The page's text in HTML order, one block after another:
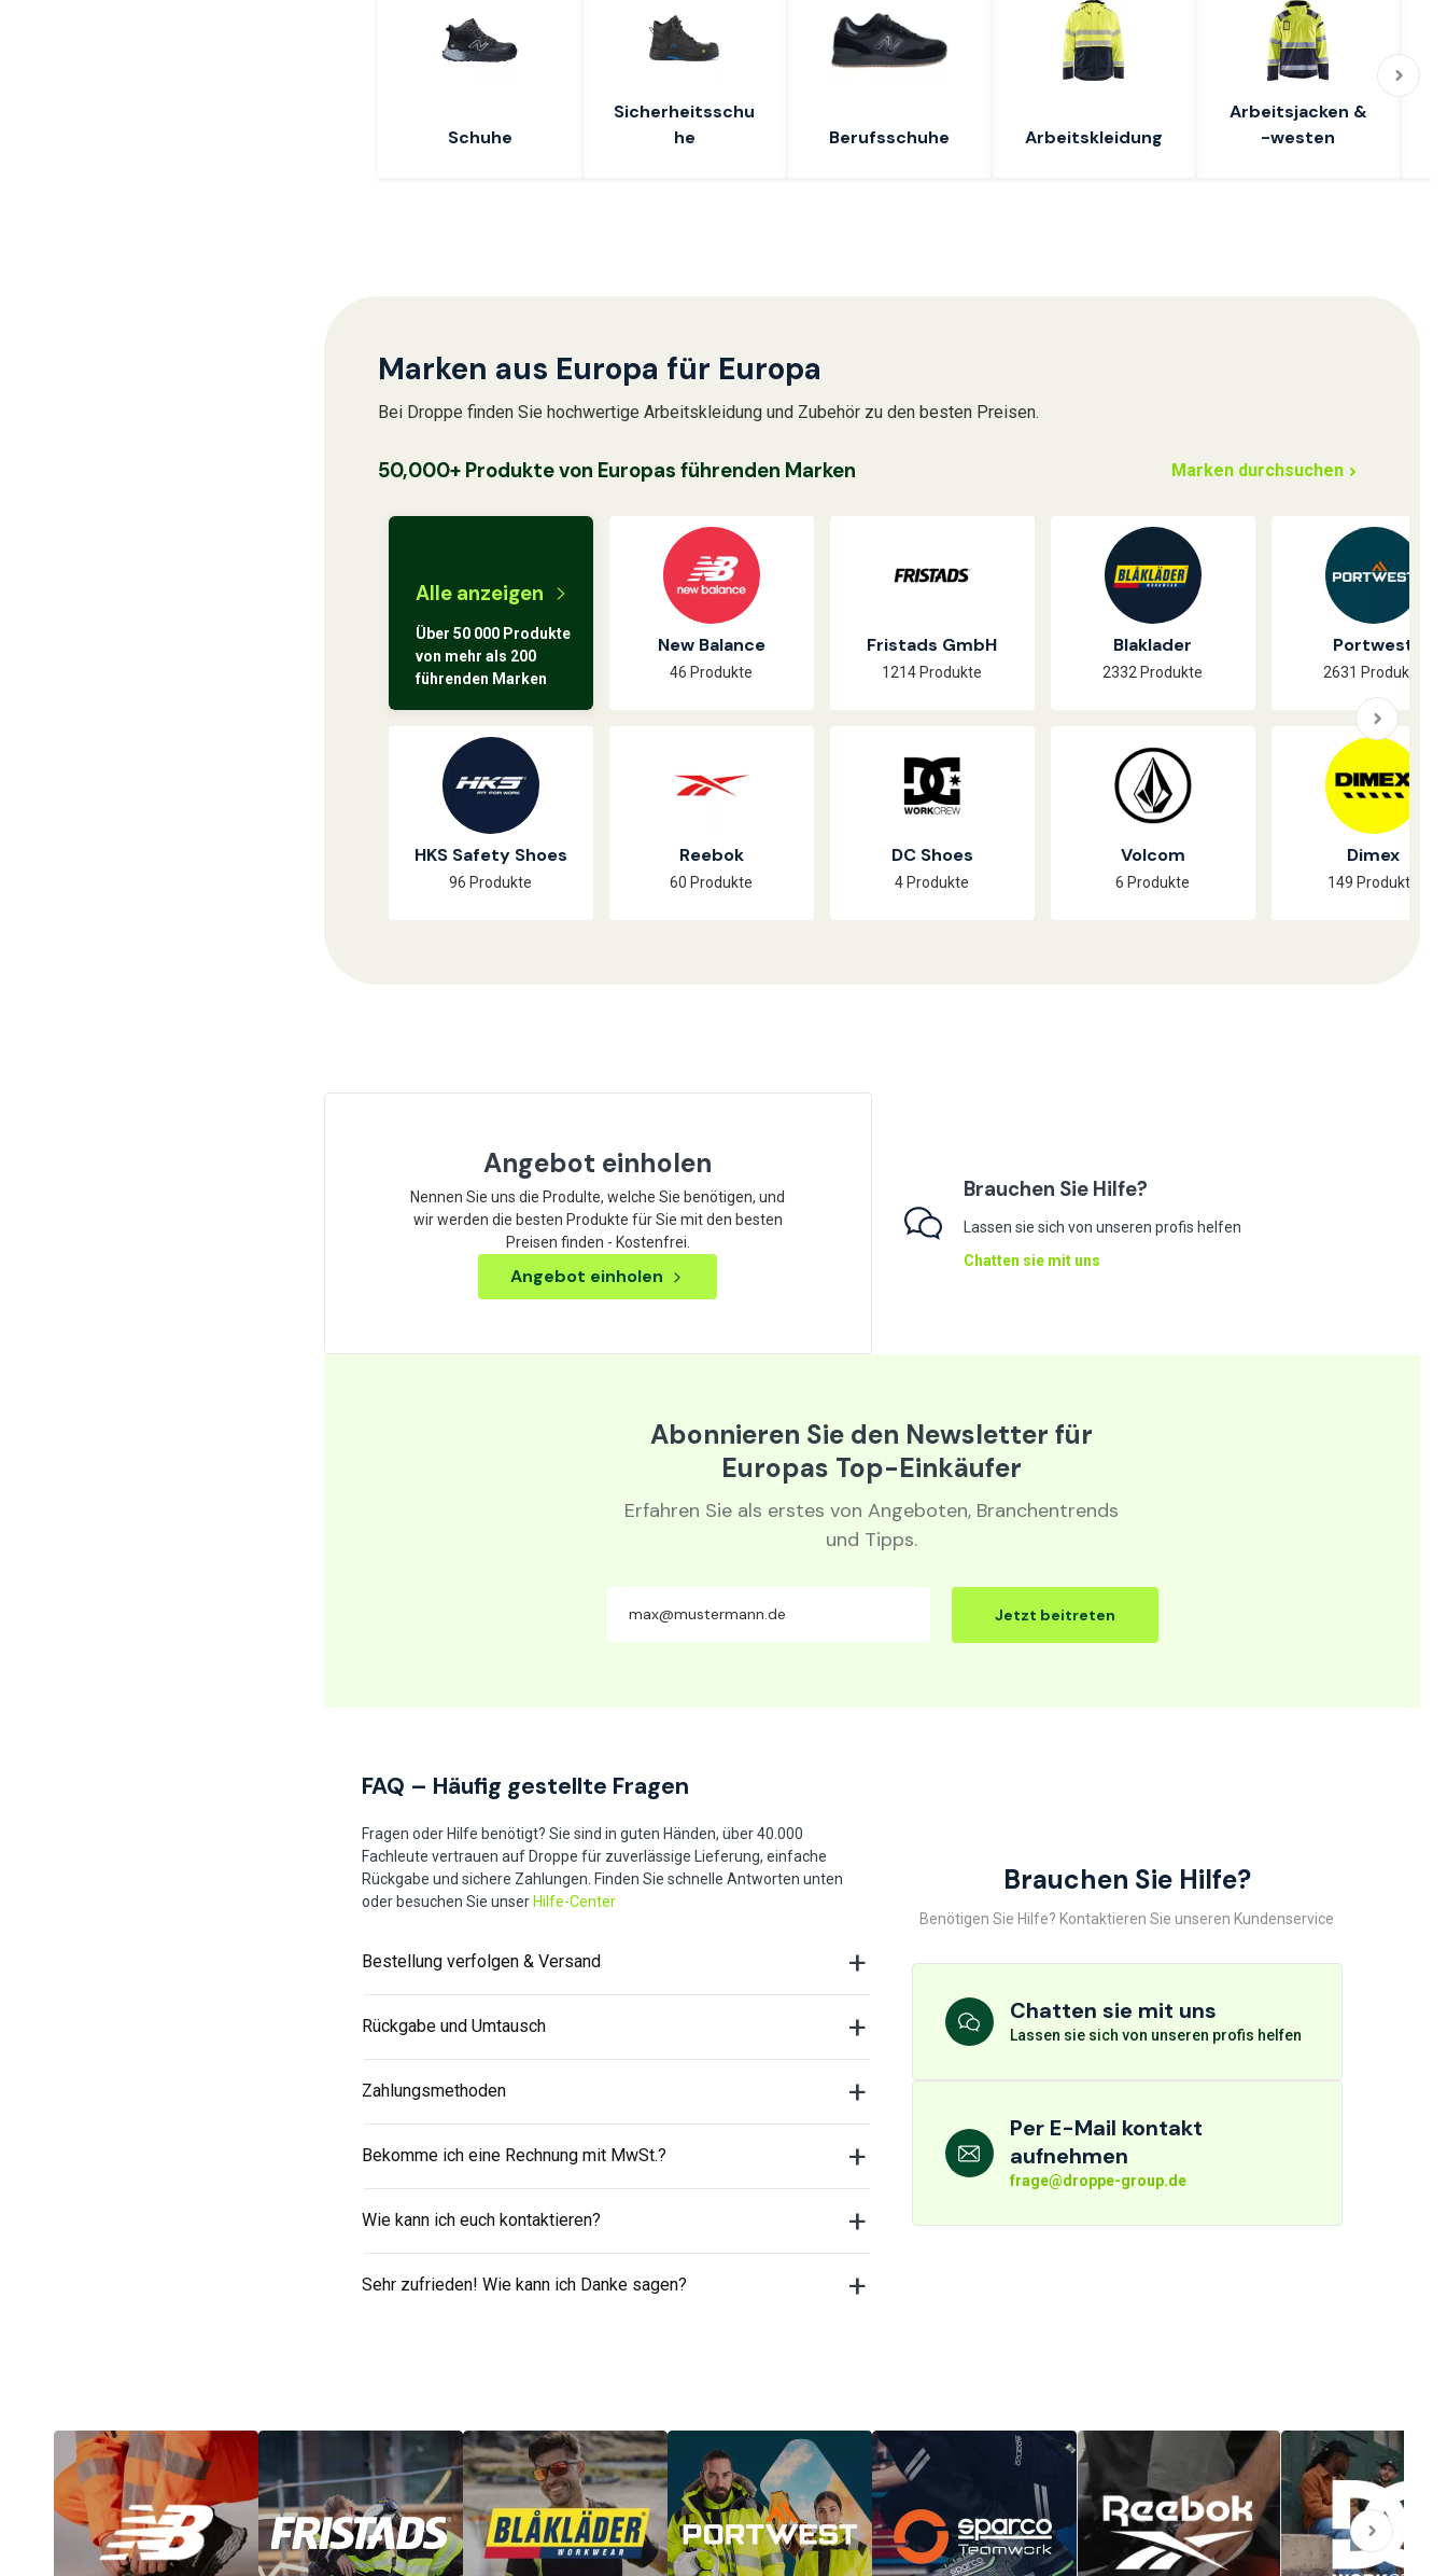
Schuhe
Sicherheitsschu
he
Berufsschuhe Arbeitskleidung
Arbeitsjacken &
-westen
Marken aus Europa für Europa
Bei Droppe finden Sie hochwertige Arbeitskleidung und Zubehör zu den besten Preisen.
50,000+ Produkte von Europas führenden Marken Marken durchsuchen
Alle anzeigen
Über 50 000 Produkte
von mehr als 200
führenden Marken
New Balance
46 Produkte
Fristads GmbH
1214 Produkte
Blaklader
2332 Produkte
Portwest
2631 Produkte
HKS Safety Shoes
96 Produkte
Reebok
60 Produkte
DC Shoes
4 Produkte
Volcom
6 Produkte
Dimex
149 Produkte
Angebot einholen
Nennen Sie uns die Produlte, welche Sie benötigen, und
wir werden die besten Produkte für Sie mit den besten
Preisen finden - Kostenfrei.
Angebot einholen
Brauchen Sie Hilfe?
Lassen sie sich von unseren profis helfen
Chatten sie mit uns
Abonnieren Sie den Newsletter für
Europas Top-Einkäufer
Erfahren Sie als erstes von Angeboten, Branchentrends
und Tipps.
Jetzt beitreten
FAQ – Häufig gestellte Fragen
Fragen oder Hilfe benötigt? Sie sind in guten Händen, über 40.000
Fachleute vertrauen auf Droppe für zuverlässige Lieferung, einfache
Rückgabe und sichere Zahlungen. Finden Sie schnelle Antworten unten
oder besuchen Sie unser Hilfe-Center
Bestellung verfolgen & Versand
Rückgabe und Umtausch
Zahlungsmethoden
Bekomme ich eine Rechnung mit MwSt.?
Wie kann ich euch kontaktieren?
Sehr zufrieden! Wie kann ich Danke sagen?
Brauchen Sie Hilfe?
Benötigen Sie Hilfe? Kontaktieren Sie unseren Kundenservice
Chatten sie mit uns
Lassen sie sich von unseren profis helfen
Per E-Mail kontakt
aufnehmen
frage@droppe-group.de